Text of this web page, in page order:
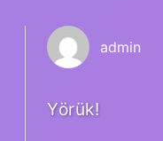
admin
Yörük!